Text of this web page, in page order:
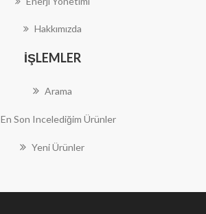
Hakkımızda
İŞLEMLER
Arama
En Son Incelediğim Ürünler
Yeni Ürünler